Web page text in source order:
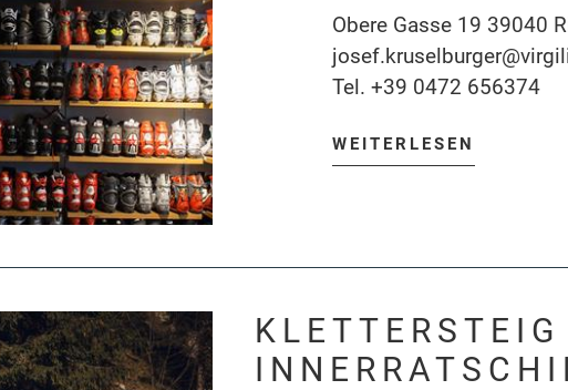
Obere Gasse 19 39040
Tel. +39 0472 656374
WEITERLESEN